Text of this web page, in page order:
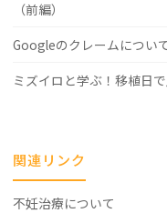
（前編）
Googleのクレームについ
ミズイロと学ぶ！移植日
関連リンク
不妊治療について